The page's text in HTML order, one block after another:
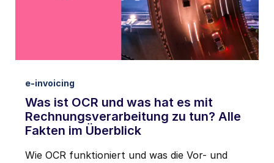
e-invoicing
Was ist OCR und was hat es mit
Rechnungsverarbeitung zu tun? Alle
Fakten im Überblick
Wie OCR funktioniert und was die Vor- und